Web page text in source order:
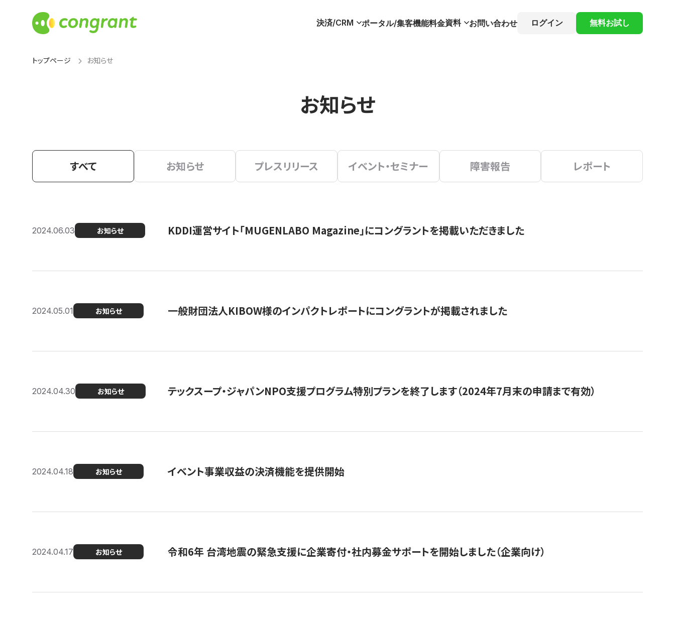
決済/CRM ポータル/集客機能料金資料 お問い合わせ ログイン 無料お試し
トップページ お知らせ
お知らせ
すべて お知らせ プレスリリース イベント・セミナー 障害報告 レポート
2024.06.03 お知らせ KDDI運営サイト「MUGENLABO Magazine」にコングラントを掲載いただきました
2024.05.01 お知らせ 一般財団法人KIBOW様のインパクトレポートにコングラントが掲載されました
2024.04.30 お知らせ テックスープ・ジャパンNPO支援プログラム特別プランを終了します（2024年7月末の申請まで有効）
2024.04.18 お知らせ イベント事業収益の決済機能を提供開始
2024.04.17 お知らせ 令和6年 台湾地震の緊急支援に企業寄付・社内募金サポートを開始しました（企業向け）